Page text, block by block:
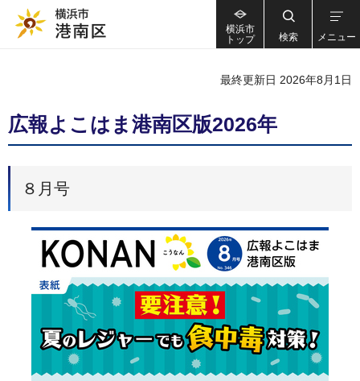
横浜市
トップ
検索 メニュー
最終更新日 2026年8月1日
広報よこはま港南区版2026年
８月号